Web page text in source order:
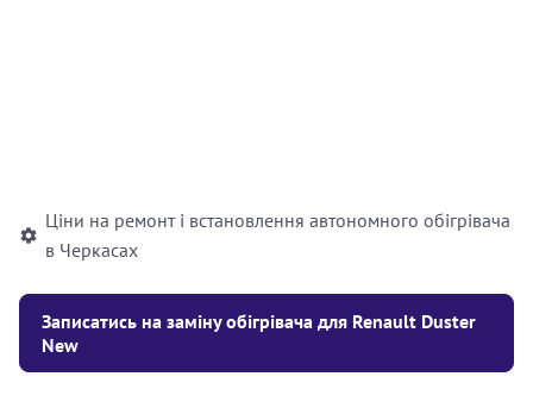
Ціни на ремонт і встановлення автономного обігрівача
в Черкасах
Записатись на заміну обігрівача для Renault Duster
New